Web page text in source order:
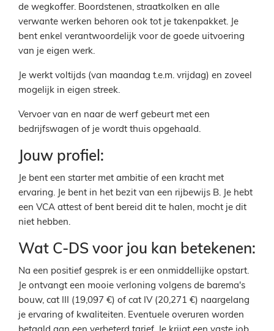
de wegkoffer. Boordstenen, straatkolken en alle
verwante werken behoren ook tot je takenpakket. Je
bent enkel verantwoordelijk voor de goede uitvoering
van je eigen werk.
Je werkt voltijds (van maandag t.e.m. vrijdag) en zoveel
mogelijk in eigen streek.
Vervoer van en naar de werf gebeurt met een
bedrijfswagen of je wordt thuis opgehaald.
Jouw profiel:
Je bent een starter met ambitie of een kracht met
ervaring. Je bent in het bezit van een rijbewijs B. Je hebt
een VCA attest of bent bereid dit te halen, mocht je dit
niet hebben.
Wat C-DS voor jou kan betekenen:
Na een positief gesprek is er een onmiddellijke opstart.
Je ontvangt een mooie verloning volgens de barema's
bouw, cat III (19,097 €) of cat IV (20,271 €) naargelang
je ervaring of kwaliteiten. Eventuele overuren worden